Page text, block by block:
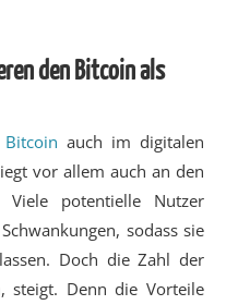
den Bitcoin als
auch im digitalen
vor allem auch an den
Viele potentielle Nutzer
sodass sie
Doch die Zahl der
steigt. Denn die Vorteile